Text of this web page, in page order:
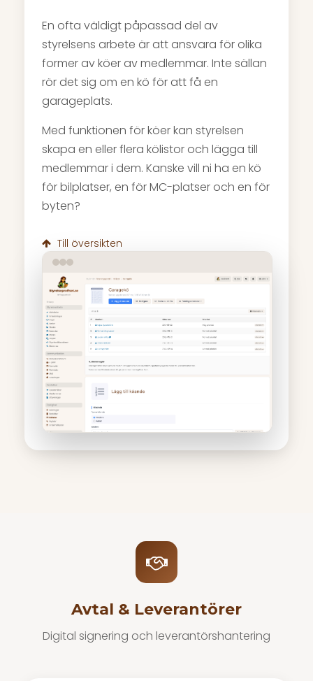
En ofta väldigt påpassad del av
styrelsens arbete är att ansvara för olika
former av köer av medlemmar. Inte sällan
rör det sig om en kö för att få en
garageplats.
Med funktionen för köer kan styrelsen
skapa en eller flera kölistor och lägga till
medlemmar i dem. Kanske vill ni ha en kö
för bilplatser, en för MC-platser och en för
byten?
Till översikten
Avtal & Leverantörer
Digital signering och leverantörshantering